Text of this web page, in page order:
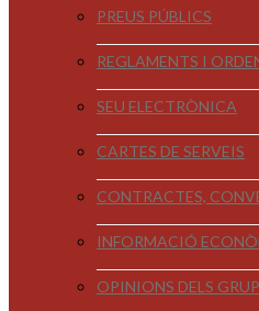
PREUS PÚBLICS
REGLAMENTS I
SEU ELECTRÒNICA
CARTES DE SERVEIS
CONTRACTES,
INFORMACIÓ
OPINIONS DELS